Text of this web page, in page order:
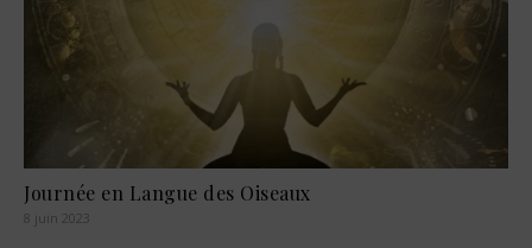
Journée en Langue des Oiseaux
8 juin 2023